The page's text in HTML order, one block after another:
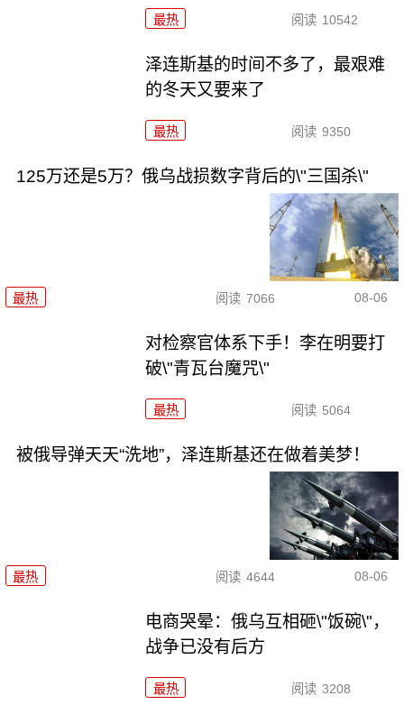
最热 阅读 10542
泽连斯基的时间不多了，最艰难
的冬天又要来了
最热 阅读 9350
125万还是5万？俄乌战损数字背后的\"三国杀\"
最热 阅读 7066 08-06
对检察官体系下手！李在明要打
破\"青瓦台魔咒\"
最热 阅读 5064
被俄导弹天天“洗地”，泽连斯基还在做着美梦！
最热 阅读 4644 08-06
电商哭晕：俄乌互相砸\"饭碗\"，
战争已没有后方
最热 阅读 3208